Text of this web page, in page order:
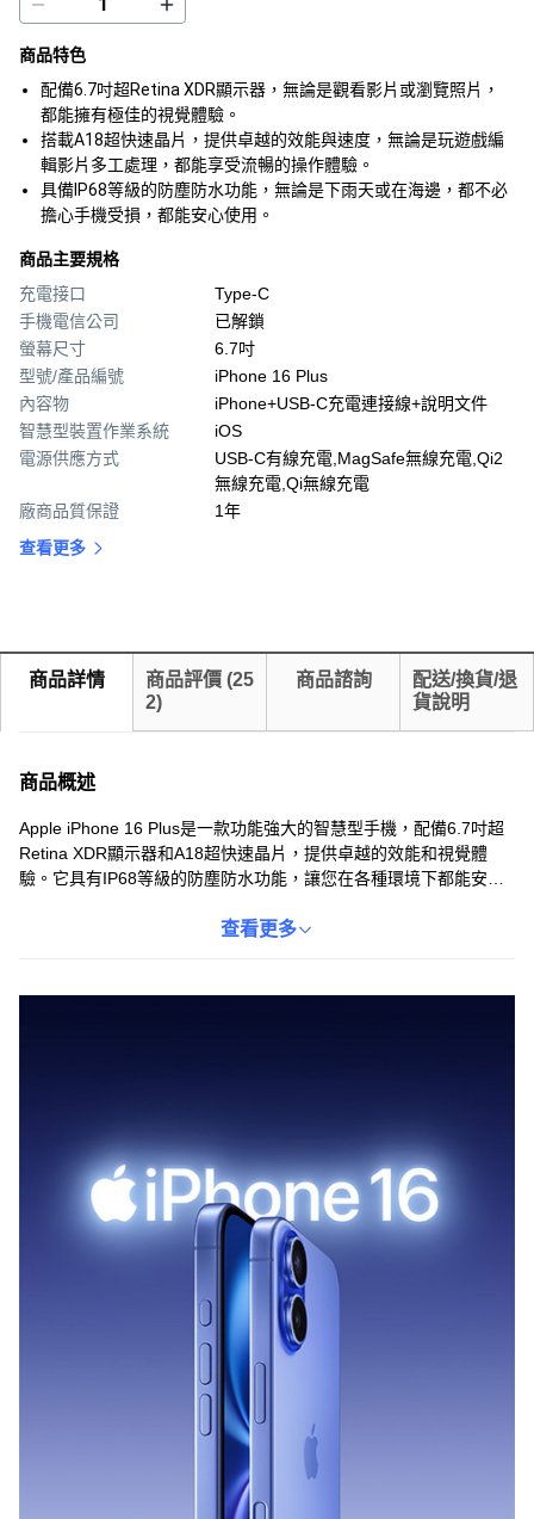
商品特色
配備6.7吋超Retina XDR顯示器，無論是觀看影片或瀏覽照片，
都能擁有極佳的視覺體驗。
搭載A18超快速晶片，提供卓越的效能與速度，無論是玩遊戲編
輯影片多工處理，都能享受流暢的操作體驗。
具備IP68等級的防塵防水功能，無論是下雨天或在海邊，都不必
擔心手機受損，都能安心使用。
商品主要規格
充電接口
Type-C
手機電信公司
已解鎖
螢幕尺寸
6.7吋
型號/產品編號
iPhone 16 Plus
內容物
iPhone+USB‑C充電連接線+說明文件
智慧型裝置作業系統
iOS
電源供應方式
USB-C有線充電,MagSafe無線充電,Qi2
無線充電,Qi無線充電
廠商品質保證
1年
查看更多
商品詳情 商品評價 (25
2)
商品諮詢
配送/換貨/退
貨說明
商品概述
Apple iPhone 16 Plus是一款功能強大的智慧型手機，配備6.7吋超
Retina XDR顯示器和A18超快速晶片，提供卓越的效能和視覺體
驗。它具有IP68等級的防塵防水功能，讓您在各種環境下都能安心
雙鏡頭系統，讓您輕鬆拍攝出色的照片與影片。內建128GB儲存空
查看更多